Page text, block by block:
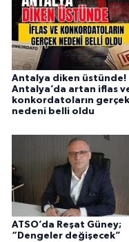
Antalya diken üstünde!
Antalya’da artan iflas
konkordatoların gerçek
nedeni belli oldu
ATSO’da Reşat Güney;
“Dengeler değişecek”